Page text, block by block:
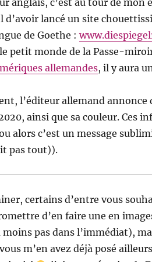
anglais, c’est au tour de mon
d’avoir lancé un site
de Goethe :
petit monde de la Passe-
allemandes, il y aura
l’éditeur allemand annonce
ainsi que sa couleur. Ces
alors c’est un message
pas tout)).
certains d’entre vous
d’en faire une en
moins pas dans l’immédiat),
m’en avez déjà posé